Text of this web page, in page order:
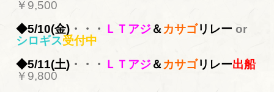
￥9,500
◆5/10(金) ・・・ ＬＴアジ＆カサゴリレーor
シロギス受付中
◆5/11(土) ・・・ ＬＴアジ＆カサゴリレー出船
￥9,800